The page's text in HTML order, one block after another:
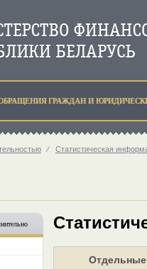
ГРАЖДАН И
⁄ Статистическая
Отдельные